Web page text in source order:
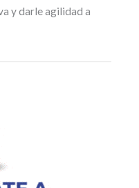
y darle agilidad a